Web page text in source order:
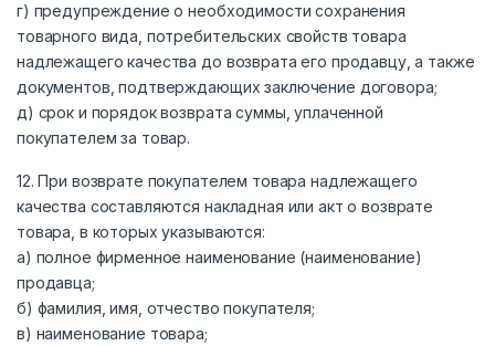
г) предупреждение о необходимости сохранения
товарного вида, потребительских свойств товара
надлежащего качества до возврата его продавцу, а также
документов, подтверждающих заключение договора;
д) срок и порядок возврата суммы, уплаченной
покупателем за товар.
12. При возврате покупателем товара надлежащего
качества составляются накладная или акт о возврате
товара, в которых указываются:
а) полное фирменное наименование (наименование)
продавца;
б) фамилия, имя, отчество покупателя;
в) наименование товара;